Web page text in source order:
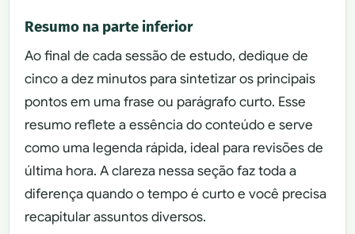
Resumo na parte inferior
Ao final de cada sessão de estudo, dedique de
cinco a dez minutos para sintetizar os principais
pontos em uma frase ou parágrafo curto. Esse
resumo reflete a essência do conteúdo e serve
como uma legenda rápida, ideal para revisões de
última hora. A clareza nessa seção faz toda a
diferença quando o tempo é curto e você precisa
recapitular assuntos diversos.